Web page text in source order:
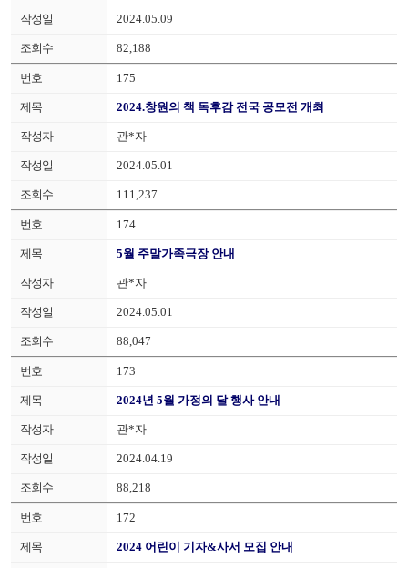
2024.05.09
82,188
175
2024.창원의 책 독후감 전국 공모전 개최
관*자
2024.05.01
111,237
174
5월 주말가족극장 안내
관*자
2024.05.01
88,047
173
2024년 5월 가정의 달 행사 안내
관*자
2024.04.19
88,218
172
2024 어린이 기자&사서 모집 안내